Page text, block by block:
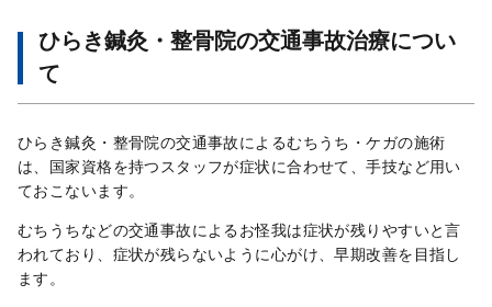
ひらき鍼灸・整骨院の交通事故治療につい
て
ひらき鍼灸・整骨院の交通事故によるむちうち・ケガの施術
は、国家資格を持つスタッフが症状に合わせて、手技など用い
ておこないます。
むちうちなどの交通事故によるお怪我は症状が残りやすいと言
われており、症状が残らないように心がけ、早期改善を目指し
ます。